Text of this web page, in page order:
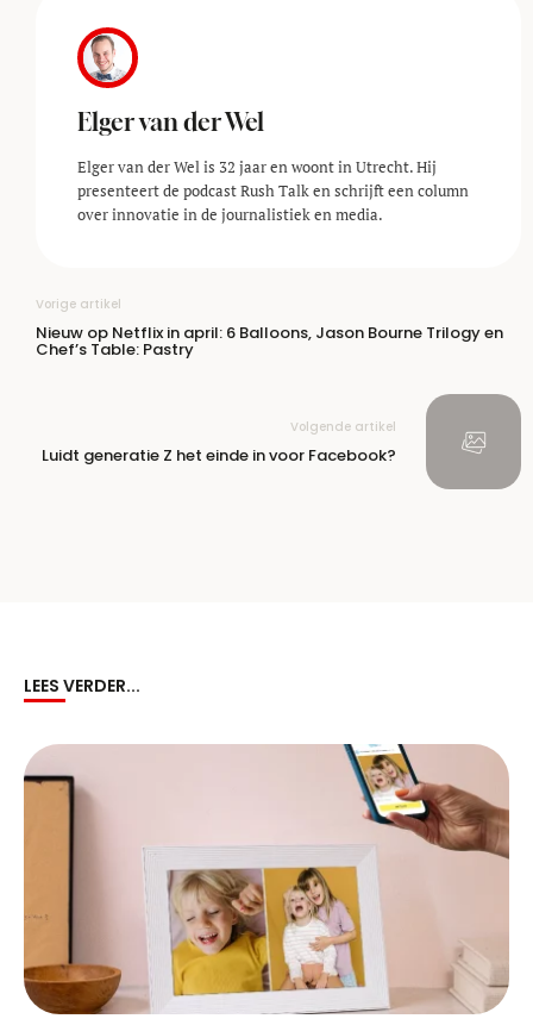
Elger van der Wel
Elger van der Wel is 32 jaar en woont in Utrecht. Hij
presenteert de podcast Rush Talk en schrijft een column
over innovatie in de journalistiek en media.
Vorige artikel
Nieuw op Netflix in april: 6 Balloons, Jason Bourne Trilogy en
Chef’s Table: Pastry
Volgende artikel
Luidt generatie Z het einde in voor Facebook?
LEES VERDER...